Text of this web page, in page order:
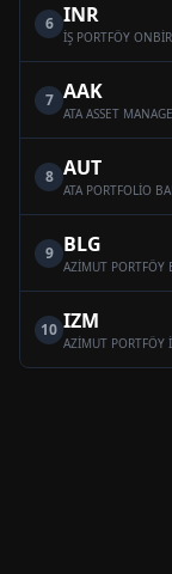
6 INR
7 AAK
8 AUT
9 BLG
10 IZM